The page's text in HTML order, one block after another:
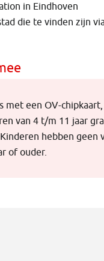
in Eindhoven
die te vinden zijn
met een OV-
van 4 t/m 11 jaar
hebben
of ouder.